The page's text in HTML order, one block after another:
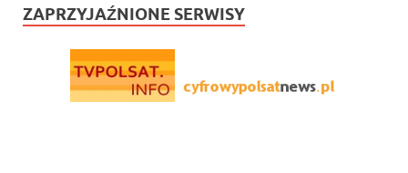
ZAPRZYJAŹNIONE SERWISY